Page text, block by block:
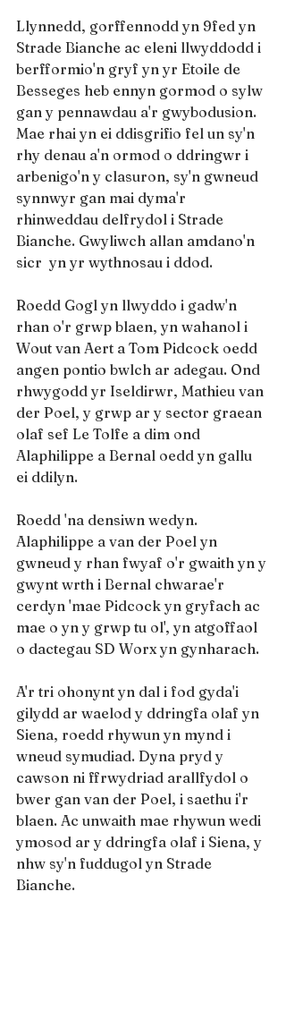
Llynnedd, gorffennodd yn 9fed yn
Strade Bianche ac eleni llwyddodd i
berfformio'n gryf yn yr Etoile de
Besseges heb ennyn gormod o sylw
gan y pennawdau a'r gwybodusion.
Mae rhai yn ei ddisgrifio fel un sy'n
rhy denau a'n ormod o ddringwr i
arbenigo'n y clasuron, sy'n gwneud
synnwyr gan mai dyma'r
rhinweddau delfrydol i Strade
Bianche. Gwyliwch allan amdano'n
sicr  yn yr wythnosau i ddod.
Roedd Gogl yn llwyddo i gadw'n
rhan o'r grwp blaen, yn wahanol i
Wout van Aert a Tom Pidcock oedd
angen pontio bwlch ar adegau. Ond
rhwygodd yr Iseldirwr, Mathieu van
der Poel, y grwp ar y sector graean
olaf sef Le Tolfe a dim ond
Alaphilippe a Bernal oedd yn gallu
ei ddilyn.
Roedd 'na densiwn wedyn.
Alaphilippe a van der Poel yn
gwneud y rhan fwyaf o'r gwaith yn y
gwynt wrth i Bernal chwarae'r
cerdyn 'mae Pidcock yn gryfach ac
mae o yn y grwp tu ol', yn atgoffaol
o dactegau SD Worx yn gynharach.
A'r tri ohonynt yn dal i fod gyda'i
gilydd ar waelod y ddringfa olaf yn
Siena, roedd rhywun yn mynd i
wneud symudiad. Dyna pryd y
cawson ni ffrwydriad arallfydol o
bwer gan van der Poel, i saethu i'r
blaen. Ac unwaith mae rhywun wedi
ymosod ar y ddringfa olaf i Siena, y
nhw sy'n fuddugol yn Strade
Bianche.